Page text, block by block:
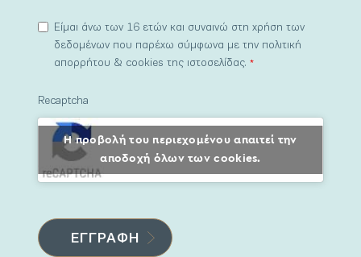
Είμαι άνω των 16 ετών και συναινώ στη χρήση των
δεδομένων που παρέχω σύμφωνα με την πολιτική
απορρήτου & cookies της ιστοσελίδας.*
Recaptcha
Η προβολή του περιεχομένου απαιτεί την
αποδοχή όλων των cookies.